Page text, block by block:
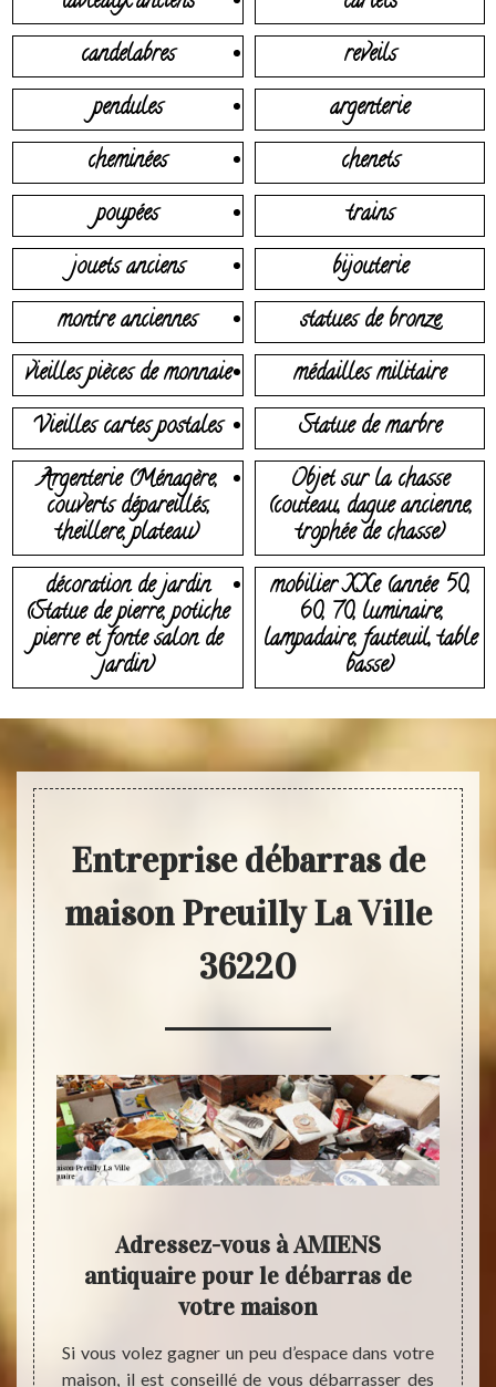
candelabres
reveils
pendules
argenterie
cheminées
chenets
poupées
trains
jouets anciens
bijouterie
montre anciennes
statues de bronze
vieilles pièces de monnaie
médailles militaire
Vieilles cartes postales
Statue de marbre
Argenterie (Ménagère,
couverts dépareillés,
theillere, plateau)
Objet sur la chasse
(couteau, dague ancienne,
trophée de chasse)
décoration de jardin
(Statue de pierre, potiche
pierre et fonte salon de
jardin)
mobilier XXe (année 50,
60, 70, luminaire,
lampadaire, fauteuil, table
basse)
Entreprise débarras de
maison Preuilly La Ville
36220
ne
Adressez-vous à AMIENS
antiquaire pour le débarras de
votre maison
Si vous volez gagner un peu d’espace dans votre
maison, il est conseillé de vous débarrasser des